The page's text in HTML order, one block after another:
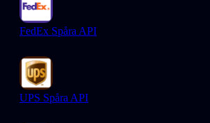
FedEx Spåra API
UPS Spåra API